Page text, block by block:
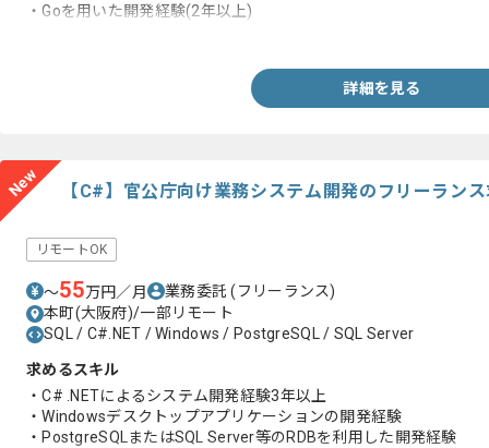
・Goを用いた開発経験(2年以上)
詳細を見る
New 【C#】官公庁向け業務システム開発のフリーラン
リモートOK
〜55万円／月 業務委託(フリーランス)
本町(大阪府)/一部リモート
SQL / C#.NET / Windows / PostgreSQL / SQL Server
求めるスキル
・C# .NETによるシステム開発経験3年以上
・Windowsデスクトップアプリケーションの開発経験
・PostgreSQLまたはSQL Server等のRDBを利用した開発経験